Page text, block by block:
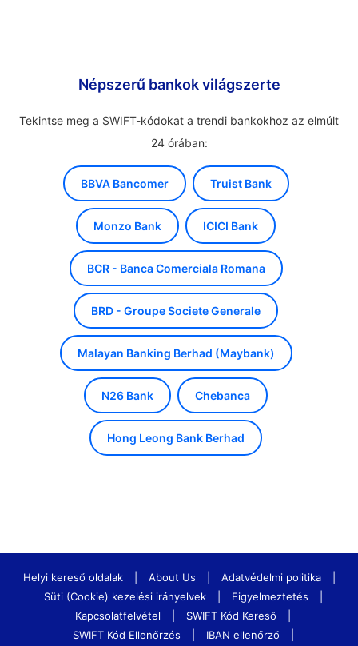
Népszerű bankok világszerte
Tekintse meg a SWIFT-kódokat a trendi bankokhoz az elmúlt
24 órában:
BBVA Bancomer Truist Bank
Monzo Bank ICICI Bank
BCR - Banca Comerciala Romana
BRD - Groupe Societe Generale
Malayan Banking Berhad (Maybank)
N26 Bank Chebanca
Hong Leong Bank Berhad
Helyi kereső oldalak About Us Adatvédelmi politika
Süti (Cookie) kezelési irányelvek
Figyelmeztetés
Kapcsolatfelvétel
SWIFT Kód Kereső
SWIFT Kód Ellenőrzés
IBAN ellenőrző